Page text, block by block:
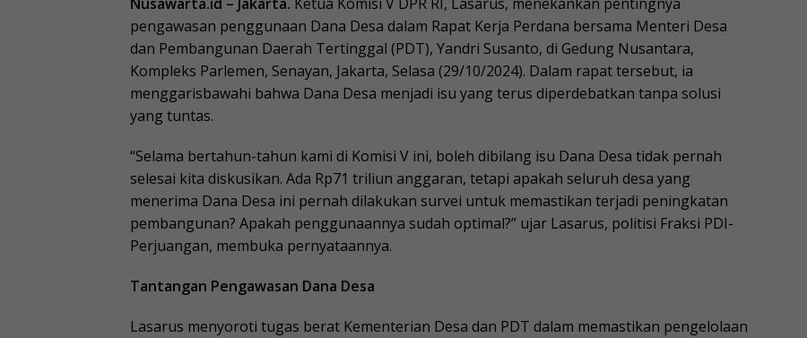
pengawasan penggunaan Dana Desa dalam Rapat Kerja Perdana bersama Menteri Desa
dan Pembangunan Daerah Tertinggal (PDT), Yandri Susanto, di Gedung Nusantara,
Kompleks Parlemen, Senayan, Jakarta, Selasa (29/10/2024). Dalam rapat tersebut, ia
menggarisbawahi bahwa Dana Desa menjadi isu yang terus diperdebatkan tanpa solusi
yang tuntas.
“Selama bertahun-tahun kami di Komisi V ini, boleh dibilang isu Dana Desa tidak pernah
selesai kita diskusikan. Ada Rp71 triliun anggaran, tetapi apakah seluruh desa yang
menerima Dana Desa ini pernah dilakukan survei untuk memastikan terjadi peningkatan
pembangunan? Apakah penggunaannya sudah optimal?” ujar Lasarus, politisi Fraksi PDI-
Perjuangan, membuka pernyataannya.
Tantangan Pengawasan Dana Desa
Lasarus menyoroti tugas berat Kementerian Desa dan PDT dalam memastikan pengelolaan